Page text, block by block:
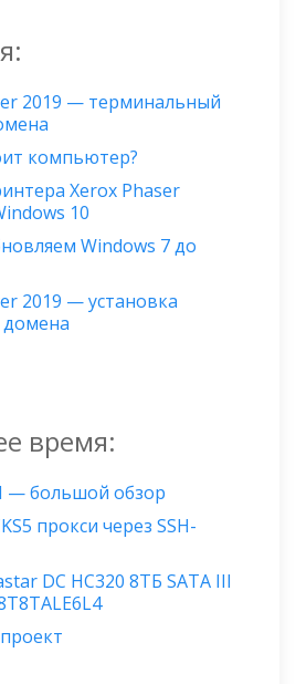
2019 — терминальный
компьютер?
Xerox Phaser
10
Windows 7 до
2019 — установка
домена
время:
— большой обзор
прокси через SSH-
DC HC320 8ТБ SATA III